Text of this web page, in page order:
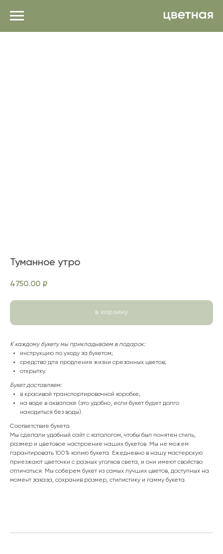
Туманное утро
4750.00 ₽
в корзину
К каждому букету мы прикладываем в подарок:
инструкцию по уходу за букетом;
средство для продления жизни срезанных цветов;
открытку.
Букет доставляем:
в красивой транспортировочной коробке;
на воде в аквапаке (это удобно, если букет будет долго
находиться без воды).
Соответствие букета
Мы сделали удобный сайт с каталогом, чтобы был понятен стиль,
размер и цветовое настроение наших букетов. Мы не можем
гарантировать 100% копию букета. Ежедневно в нашу мастерскую
приезжают цветочки с разных уголков света, и они имеют свойство
отличаться. Мы соберем букет из самых лучших цветов, доступных на
момент заказа, сохранив размер, стилистику и гамму букета.